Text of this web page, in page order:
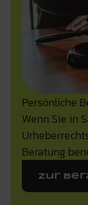
Persönliche
Wenn Sie in
Beratung
Zur